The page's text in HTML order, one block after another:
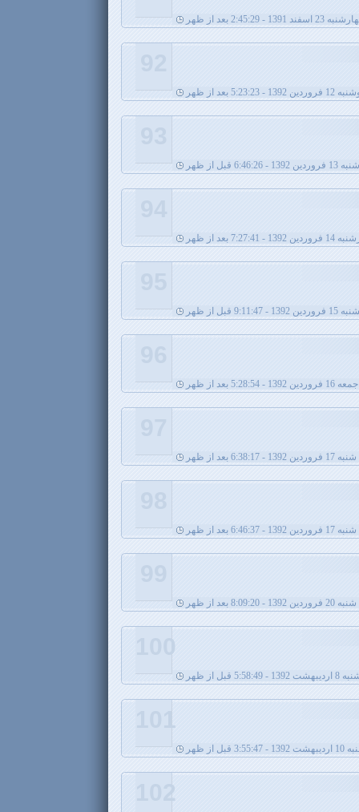
23 اسفند 1391 - 2:45:29 بعد از ظهر
1392 - 5:23:23 بعد از ظهر
- 6:46:26 قبل از ظهر
- 7:27:41 بعد از ظهر
- 9:11:47 قبل از ظهر
جمعه 16 فروردین 1392 - 5:28:54 بعد از ظهر
شنبه 17 فروردین 1392 - 6:38:17 بعد از ظهر
شنبه 17 فروردین 1392 - 6:46:37 بعد از ظهر
1392 - 8:09:20 بعد از ظهر
- 5:58:49 قبل از ظهر
100
قبل از ظهر
101
102